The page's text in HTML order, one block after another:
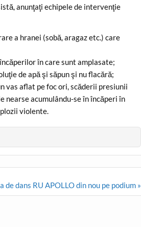
anunţaţi echipele de intervenţie
a hranei (sobă, aragaz etc.) care
în care sunt amplasate;
de apă şi săpun şi nu flacără;
vas aflat pe foc ori, scăderii presiunii
acumulându-se în încăperi în
violente.
dans RU APOLLO din nou pe podium »